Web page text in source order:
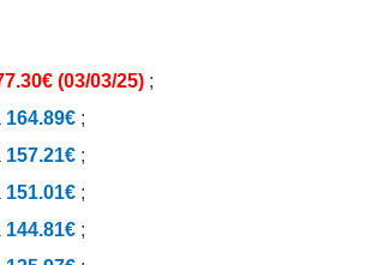
(03/03/25) ;
164.89€ ;
157.21€ ;
151.01€ ;
144.81€ ;